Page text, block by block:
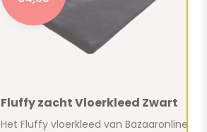
Fluffy zacht Vloerkleed Zwart
Het Fluffy vloerkleed van Bazaaronline